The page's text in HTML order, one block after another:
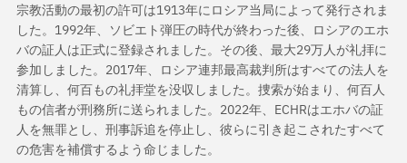
宗教活動の最初の許可は1913年にロシア当局によって発行されま
した。1992年、ソビエト弾圧の時代が終わった後、ロシアのエホ
バの証人は正式に登録されました。その後、最大29万人が礼拝に
参加しました。2017年、ロシア連邦最高裁判所はすべての法人を
清算し、何百もの礼拝堂を没収しました。捜索が始まり、何百人
もの信者が刑務所に送られました。2022年、ECHRはエホバの証
人を無罪とし、刑事訴追を停止し、彼らに引き起こされたすべて
の危害を補償するよう命じました。